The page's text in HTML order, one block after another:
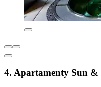
4. Apartamenty Sun &